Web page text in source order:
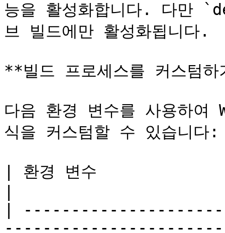
능을 활성화합니다. 다만
브 빌드에만 활성화됩니다.
**빌드 프로세스를 커스텀
다음 환경 변수를 사용하여
식을 커스텀할 수 있습니다:
| 환경 변수
|